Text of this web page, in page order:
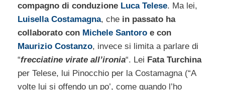
compagno di conduzione Luca Telese. Ma lei,
Luisella Costamagna, che in passato ha
collaborato con Michele Santoro e con
Maurizio Costanzo, invece si limita a parlare di
“frecciatine virate all’ironia“. Lei Fata Turchina
per Telese, lui Pinocchio per la Costamagna (“A
volte lui si offendo un po’, come quando l’ho